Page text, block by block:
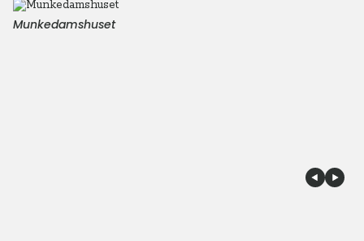
Munkedamshuset